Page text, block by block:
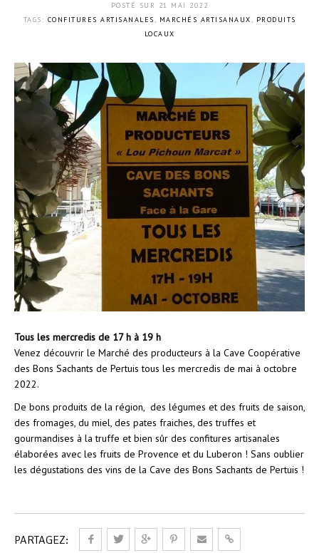
POSTÉ SUR
21 MAI 2022
TAGS: CONFITURES ARTISANALES , MARCHÉS ARTISANAUX , PRODUITS
LOCAUX
Tous les mercredis de 17 h à 19 h
Venez découvrir le Marché des producteurs à la Cave Coopérative
des Bons Sachants de Pertuis tous les mercredis de mai à octobre
2022.
De bons produits de la région, des légumes et des fruits de saison,
des fromages, du miel, des pates fraiches, des truffes et
gourmandises à la truffe et bien sûr des confitures artisanales
élaborées avec les fruits de Provence et du Luberon ! Sans oublier
les dégustations des vins de la Cave des Bons Sachants de Pertuis !
PARTAGEZ: